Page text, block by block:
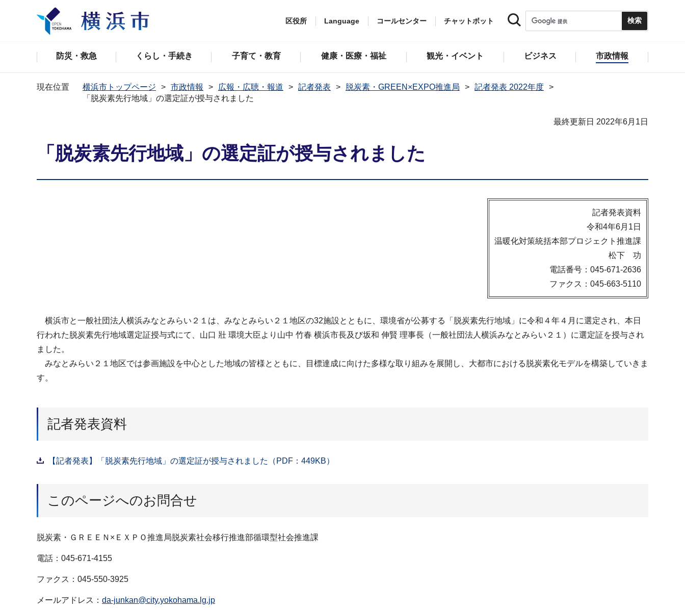
区役所 Language コールセンター チャットボット
防災・救急 くらし・手続き 子育て・教育 健康・医療・福祉 観光・イベント ビジネス 市政情報
現在位置 横浜市トップページ 市政情報 広報・広聴・報道 記者発表 脱炭素・GREEN×EXPO推進局
記者発表 2022年度
「脱炭素先行地域」の選定証が授与されました
最終更新日 2022年6月1日
「脱炭素先行地域」の選定証が授与されました
記者発表資料
令和4年6月1日
温暖化対策統括本部プロジェクト推進課
松下 功
電話番号：045-671-2636
ファクス：045-663-5110
横浜市と一般社団法人横浜みなとみらい２１は、みなとみらい２１地区の32施設とともに、環境省が公募する「脱炭素先行地域」に令和４年４月に選定され、本日
行われた脱炭素先行地域選定証授与式にて、山口 壯 環境大臣より山中 竹春 横浜市長及び坂和 伸賢 理事長（一般社団法人横浜みなとみらい２１）に選定証を授与され
ました。
みなとみらい２１地区では参画施設を中心とした地域の皆様とともに、目標達成に向けた多様な取り組みを展開し、大都市における脱炭素化モデルを構築していきま
す。
記者発表資料
【記者発表】「脱炭素先行地域」の選定証が授与されました（PDF：449KB）
このページへのお問合せ
脱炭素・ＧＲＥＥＮ×ＥＸＰＯ推進局脱炭素社会移行推進部循環型社会推進課
電話：045-671-4155
ファクス：045-550-3925
メールアドレス： da-junkan@city.yokohama.lg.jp